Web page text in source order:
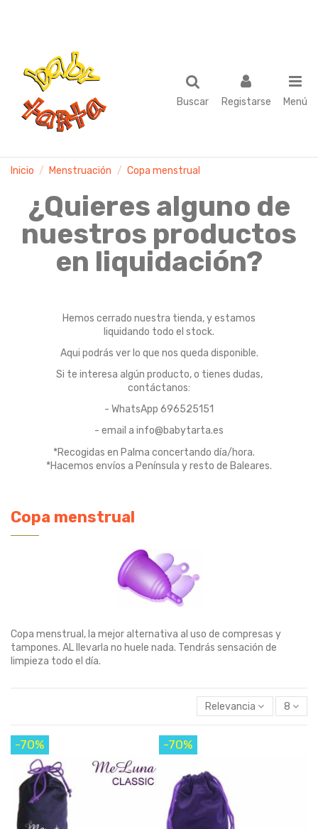
Buscar Registarse Menú
Inicio Menstruación Copa menstrual
¿Quieres alguno de
nuestros productos
en liquidación?
Hemos cerrado nuestra tienda, y estamos
liquidando todo el stock.
Aqui podrás ver lo que nos queda disponible.
Si te interesa algún producto, o tienes dudas,
contáctanos:
- WhatsApp 696525151
- email a info@babytarta.es
*Recogidas en Palma concertando día/hora.
*Hacemos envíos a Península y resto de Baleares.
Copa menstrual
Copa menstrual, la mejor alternativa al uso de compresas y
tampones. AL llevarla no huele nada. Tendrás sensación de
limpieza todo el día.
Relevancia 8
-70% -70%